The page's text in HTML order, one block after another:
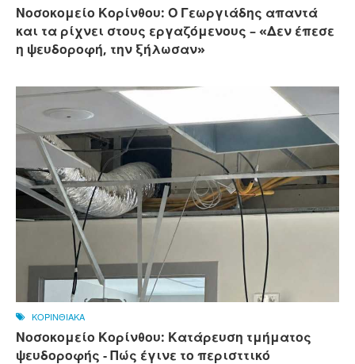
Νοσοκομείο Κορίνθου: Ο Γεωργιάδης απαντά
και τα ρίχνει στους εργαζόμενους – «Δεν έπεσε
η ψευδοροφή, την ξήλωσαν»
ΚΟΡΙΝΘΙΑΚΑ
Νοσοκομείο Κορίνθου: Κατάρευση τμήματος
ψευδοροφής - Πώς έγινε το περισττικό